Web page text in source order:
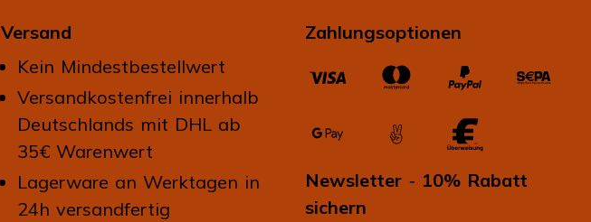
Versand
Kein Mindestbestellwert
Versandkostenfrei innerhalb
Deutschlands mit DHL ab
35€ Warenwert
Lagerware an Werktagen in
24h versandfertig
Zahlungsoptionen
Newsletter - 10% Rabatt
sichern